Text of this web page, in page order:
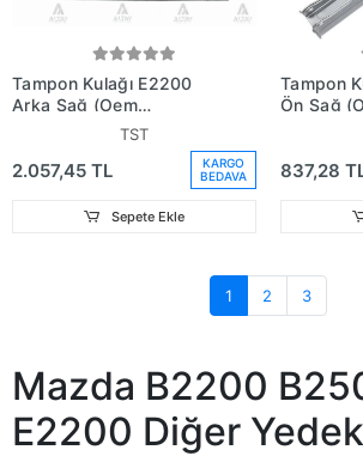
Tampon Kulağı E2200
Arka Sağ (Oem
No:S08350230)
TST
2.057,45 TL
KARGO
BEDAVA
Sepete Ekle
Tampon
Ön Sağ
837,28
1 2 3
Mazda B2200
E2200 Diğer